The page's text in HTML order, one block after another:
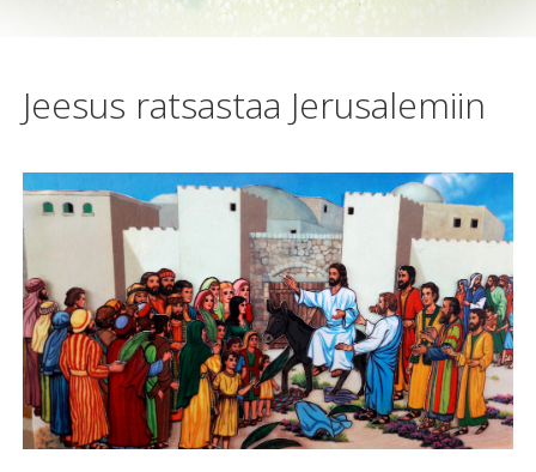
Jeesus ratsastaa Jerusalemiin